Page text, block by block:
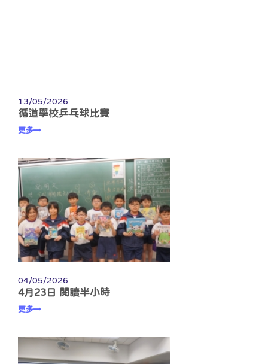
13/05/2026
循道學校乒乓球比賽
更多
04/05/2026
4月23日 閱讀半小時
更多